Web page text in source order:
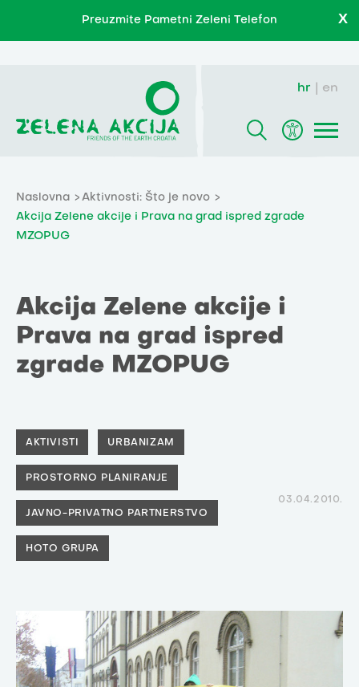
Preuzmite Pametni Zeleni Telefon X
hr en
Naslovna
Aktivnosti: Što je novo
Akcija Zelene akcije i Prava na grad ispred zgrade
MZOPUG
Akcija Zelene akcije i
Prava na grad ispred
zgrade MZOPUG
AKTIVISTI URBANIZAM
PROSTORNO PLANIRANJE
JAVNO-PRIVATNO PARTNERSTVO
HOTO GRUPA
03.04.2010.